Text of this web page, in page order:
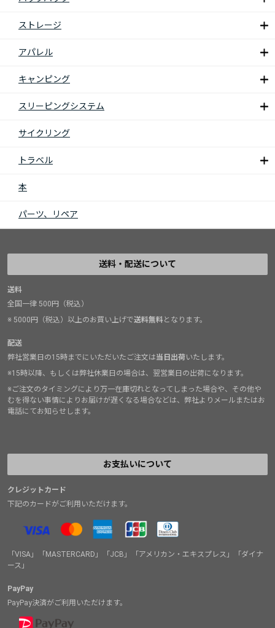
ストレージ
アパレル
キャンピング
スリーピングシステム
サイクリング
トラベル
本
パーツ、リペア
送料・配送について
送料
全国一律 500円（税込）
※ 5000円（税込）以上のお買い上げで送料無料となります。
配送
弊社営業日の15時までにいただいたご注文は当日出荷いたします。
※15時以降、もしくは弊社休業日の場合は、翌営業日の出荷になります。
※ご注文のタイミングにより万一在庫切れとなってしまった場合や、その他や
むを得ない事情によりお届けが遅くなる場合などは、弊社よりメールまたはお
電話にてお知らせします。
お支払いについて
クレジットカード
下記のカードがご利用いただけます。
「VISA」「MASTERCARD」「JCB」「アメリカン・エキスプレス」「ダイナ
ース」
PayPay
PayPay決済がご利用いただけます。